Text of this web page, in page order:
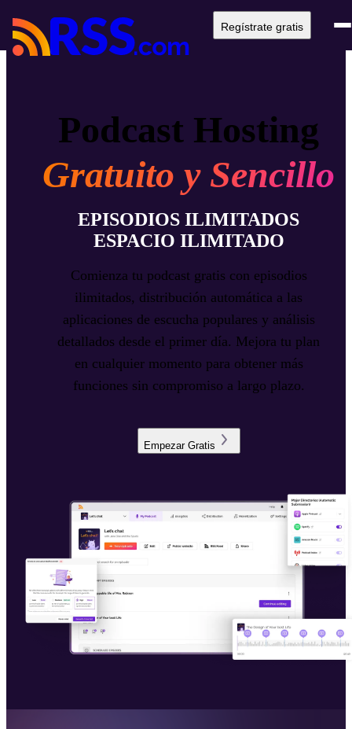
Regístrate gratis
Podcast Hosting
Gratuito y Sencillo
EPISODIOS ILIMITADOS
ESPACIO ILIMITADO
Comienza tu podcast gratis con episodios
ilimitados, distribución automática a las
aplicaciones de escucha populares y análisis
detallados desde el primer día. Mejora tu plan
en cualquier momento para obtener más
funciones sin compromiso a largo plazo.
Empezar Gratis